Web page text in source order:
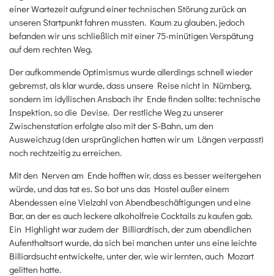
einer Wartezeit aufgrund einer technischen Störung zurück an
unseren Startpunkt fahren mussten. Kaum zu glauben, jedoch
befanden wir uns schließlich mit einer 75-minütigen Verspätung
auf dem rechten Weg.
Der aufkommende Optimismus wurde allerdings schnell wieder
gebremst, als klar wurde, dass unsere Reise nicht in Nürnberg,
sondern im idyllischen Ansbach ihr Ende finden sollte: technische
Inspektion, so die Devise. Der restliche Weg zu unserer
Zwischenstation erfolgte also mit der S-Bahn, um den
Ausweichzug (den ursprünglichen hatten wir um Längen verpasst)
noch rechtzeitig zu erreichen.
Mit den Nerven am Ende hofften wir, dass es besser weitergehen
würde, und das tat es. So bot uns das Hostel außer einem
Abendessen eine Vielzahl von Abendbeschäftigungen und eine
Bar, an der es auch leckere alkoholfreie Cocktails zu kaufen gab.
Ein Highlight war zudem der Billiardtisch, der zum abendlichen
Aufenthaltsort wurde, da sich bei manchen unter uns eine leichte
Billiardsucht entwickelte, unter der, wie wir lernten, auch Mozart
gelitten hatte.